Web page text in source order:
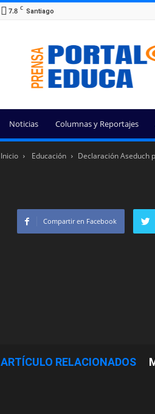
7.8 C Santiago
Portal
Educa
Noticias Columnas y Reportajes
Inicio Educación Declaración Aseduch
Compartir en Facebook
ARTÍCULO RELACIONADOS